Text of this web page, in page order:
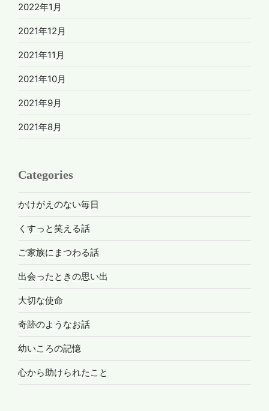
2022年1月
2021年12月
2021年11月
2021年10月
2021年9月
2021年8月
Categories
かけがえのない毎日
くすっと笑える話
ご家族にまつわる話
出会ったときの思い出
大切な使命
奇跡のようなお話
幼いころの記憶
心から助けられたこと